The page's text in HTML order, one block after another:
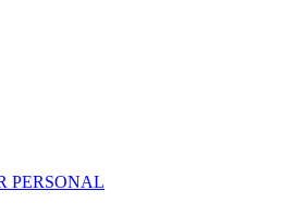
PERSONAL